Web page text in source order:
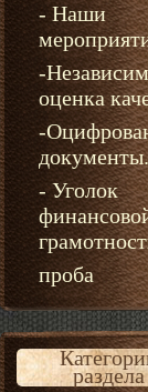
- Наши
-
оценка
-
документы.
- Уголок
проба
раздела